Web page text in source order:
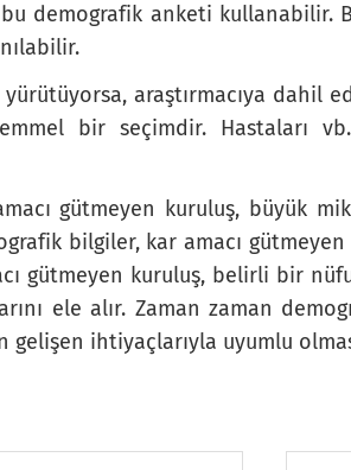
demografik anketi kullanabilir.
yürütüyorsa, araştırmacıya
bir seçimdir. Hastaları
gütmeyen kuruluş, büyük
bilgiler, kar amacı
gütmeyen kuruluş, belirli bir
ele alır. Zaman zaman
ihtiyaçlarıyla uyumlu